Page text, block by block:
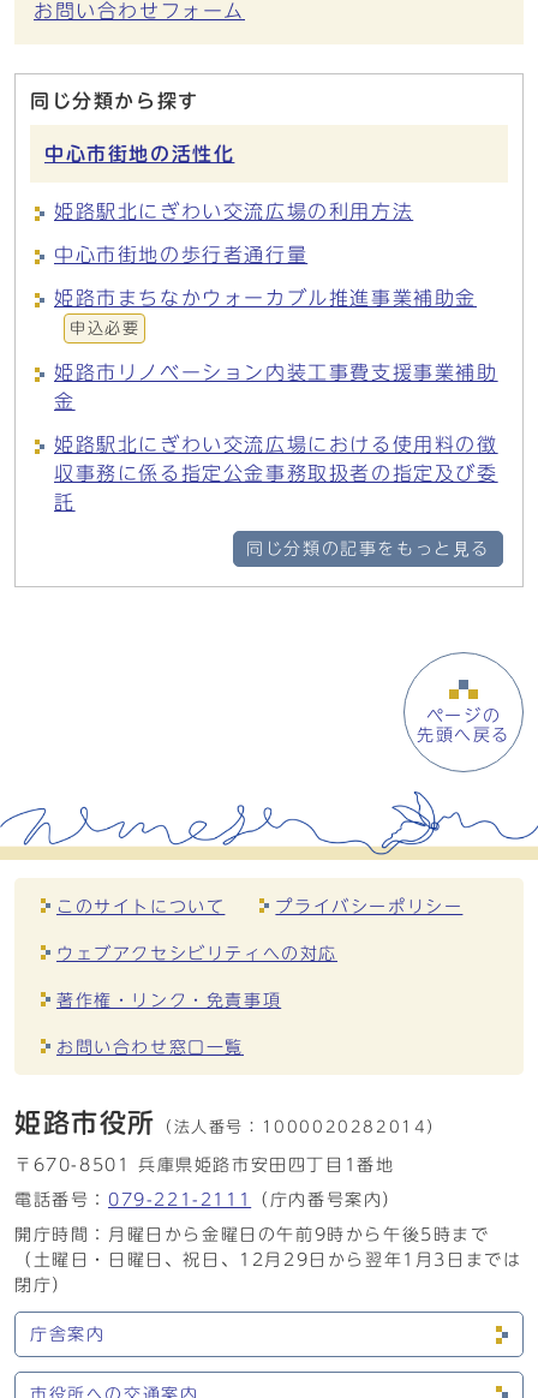
お問い合わせフォーム
同じ分類から探す
中心市街地の活性化
姫路駅北にぎわい交流広場の利用方法
中心市街地の歩行者通行量
姫路市まちなかウォーカブル推進事業補助金
申込必要
姫路市リノベーション内装工事費支援事業補助
金
姫路駅北にぎわい交流広場における使用料の徴
収事務に係る指定公金事務取扱者の指定及び委
託
同じ分類の記事をもっと見る
ページの
先頭へ戻る
このサイトについて プライバシーポリシー
ウェブアクセシビリティへの対応
著作権・リンク・免責事項
お問い合わせ窓口一覧
姫路市役所 （法人番号： 1000020282014）
〒670-8501 兵庫県姫路市安田四丁目1番地
電話番号： 079-221-2111
（庁内番号案内）
開庁時間：月曜日から金曜日の午前9時から午後5時まで
（土曜日・日曜日、祝日、12月29日から翌年1月3日までは
閉庁）
庁舎案内
市役所への交通案内